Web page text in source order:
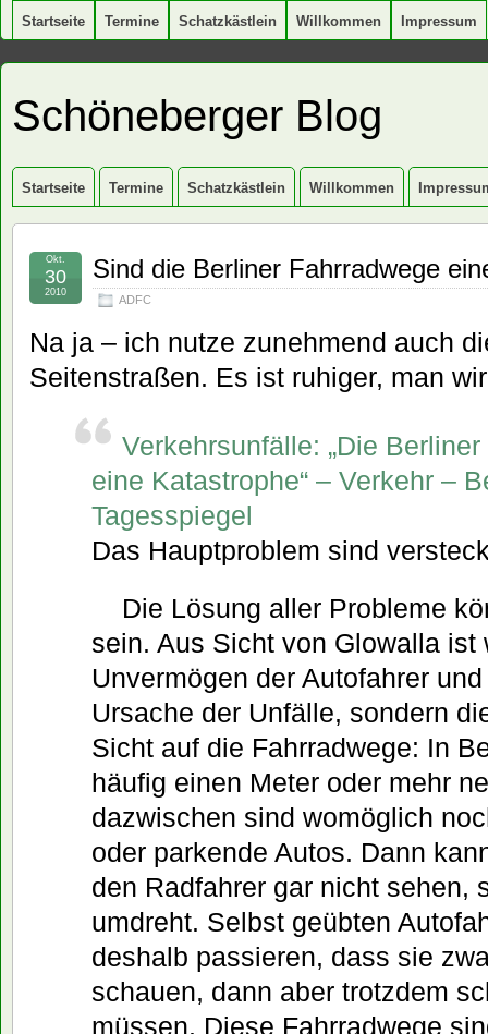
Startseite Termine Schatzkästlein Willkommen Impressum
Schöneberger Blog
Startseite Termine Schatzkästlein Willkommen
Sind die Berliner Fahrradwege
ADFC
Okt.
30
2010
Na ja – ich nutze zunehmend auch
Seitenstraßen. Es ist ruhiger, man
Verkehrsunfälle: „Die
eine Katastrophe“ – Verkehr –
Tagesspiegel
Das Hauptproblem sind
Die Lösung aller Probleme
sein. Aus Sicht von Glowalla ist
Unvermögen der Autofahrer
Ursache der Unfälle, sondern
Sicht auf die Fahrradwege: In
häufig einen Meter oder mehr
dazwischen sind womöglich
oder parkende Autos. Dann
den Radfahrer gar nicht sehen,
umdreht. Selbst geübten
deshalb passieren, dass sie
schauen, dann aber trotzdem
müssen. Diese Fahrradwege